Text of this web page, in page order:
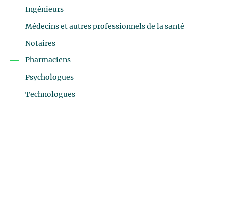
Ingénieurs
Médecins et autres professionnels de la santé
Notaires
Pharmaciens
Psychologues
Technologues